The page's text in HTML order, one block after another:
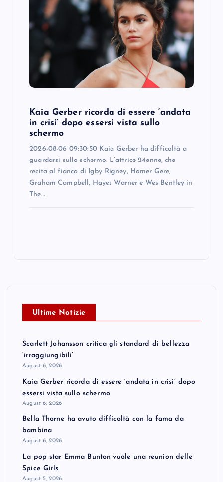
Kaia Gerber ricorda di essere ‘andata
in crisi’ dopo essersi vista sullo
schermo
2026-08-06 09:30:50 Kaia Gerber ha difficoltà a
guardarsi sullo schermo. L’attrice 24enne, che
recita al fianco di Igby Rigney, Homer Gere,
Graham Campbell, Hayes Warner e Wes Bentley in
The…
Ultime Notizie
Scarlett Johansson critica gli standard di bellezza
‘irraggiungibili’
August 6, 2026
Kaia Gerber ricorda di essere ‘andata in crisi’ dopo
essersi vista sullo schermo
August 6, 2026
Bella Thorne ha avuto difficoltà con la fama da
bambina
August 6, 2026
La pop star Emma Bunton vuole una reunion delle
Spice Girls
August 5, 2026